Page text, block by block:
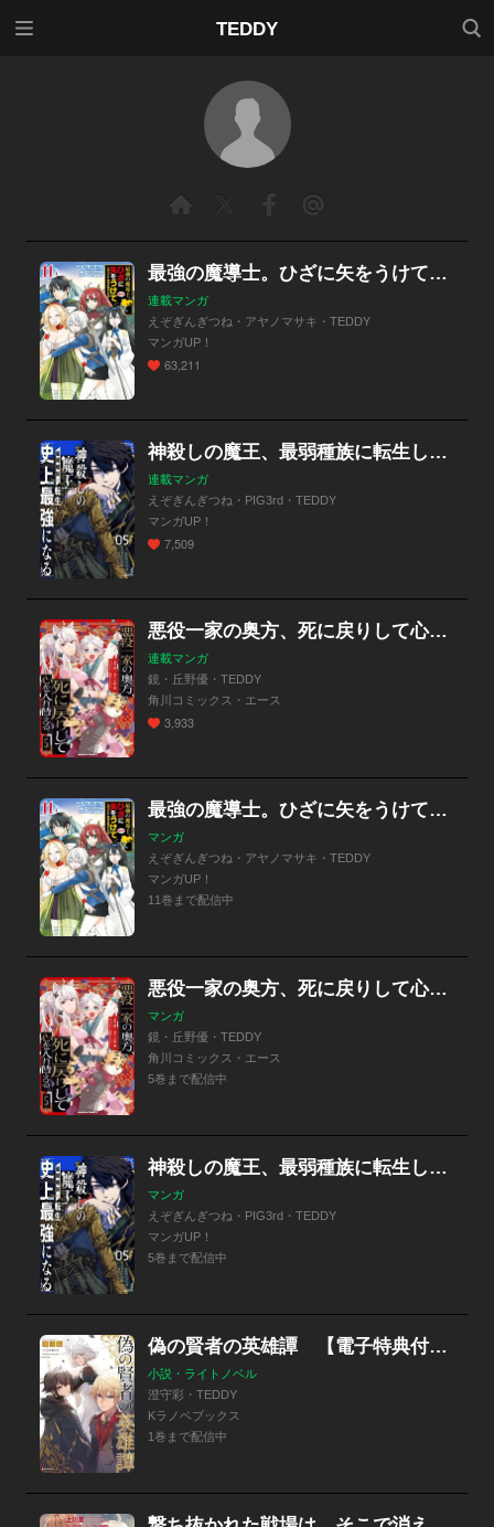
TEDDY
検索
最強の魔導士。ひざに矢をうけてしまったので田舎の衛兵になる
連載マンガ
えぞぎんぎつね・アヤノマサキ・TEDDY
マンガUP！
63,211
神殺しの魔王、最弱種族に転生し史上最強になる
連載マンガ
えぞぎんぎつね・PIG3rd・TEDDY
マンガUP！
7,509
悪役一家の奥方、死に戻りして心を入れ替える。【分冊版】
連載マンガ
鏡・丘野優・TEDDY
角川コミックス・エース
3,933
最強の魔導士。ひざに矢をうけてしまったので田舎の衛兵になる
マンガ
えぞぎんぎつね・アヤノマサキ・TEDDY
マンガUP！
11巻まで配信中
悪役一家の奥方、死に戻りして心を入れ替える。
マンガ
鏡・丘野優・TEDDY
角川コミックス・エース
5巻まで配信中
神殺しの魔王、最弱種族に転生し史上最強になる
マンガ
えぞぎんぎつね・PIG3rd・TEDDY
マンガUP！
5巻まで配信中
偽の賢者の英雄譚 【電子特典付き】
小説・ライトノベル
澄守彩・TEDDY
Kラノベブックス
1巻まで配信中